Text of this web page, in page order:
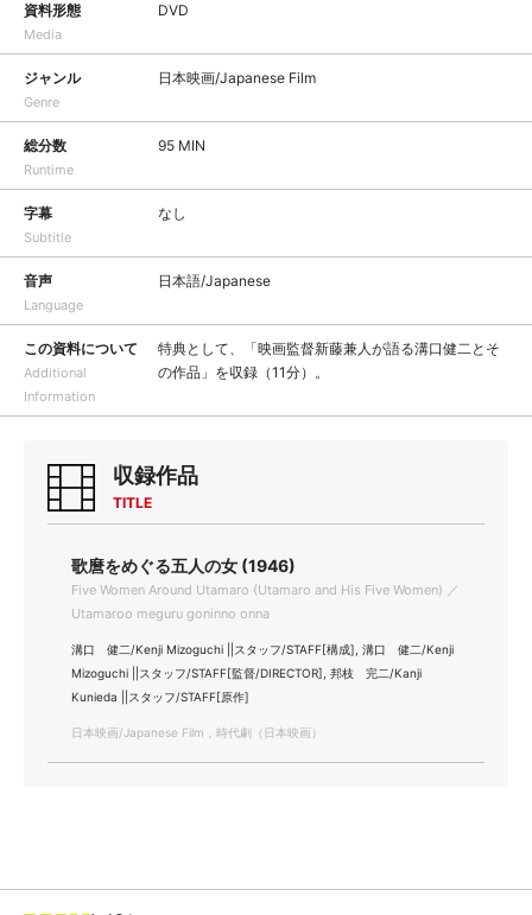
資料形態
Media
DVD
ジャンル
Genre
日本映画/Japanese Film
総分数
Runtime
95 MIN
字幕
Subtitle
なし
音声
Language
日本語/Japanese
この資料について
Additional
Information
特典として、「映画監督新藤兼人が語る溝口健二とそ
の作品」を収録（11分）。
収録作品
TITLE
歌麿をめぐる五人の女 (1946)
Five Women Around Utamaro (Utamaro and His Five Women) ／
Utamaroo meguru goninno onna
溝口 健二/Kenji Mizoguchi ||スタッフ/STAFF[構成], 溝口 健二/Kenji
Mizoguchi ||スタッフ/STAFF[監督/DIRECTOR], 邦枝 完二/Kanji
Kunieda ||スタッフ/STAFF[原作]
日本映画/Japanese Film，時代劇（日本映画）